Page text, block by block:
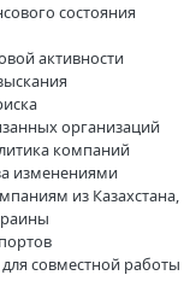
состояния
активности
организаций
компаний
изменениями
из Казахстана,
совместной работы